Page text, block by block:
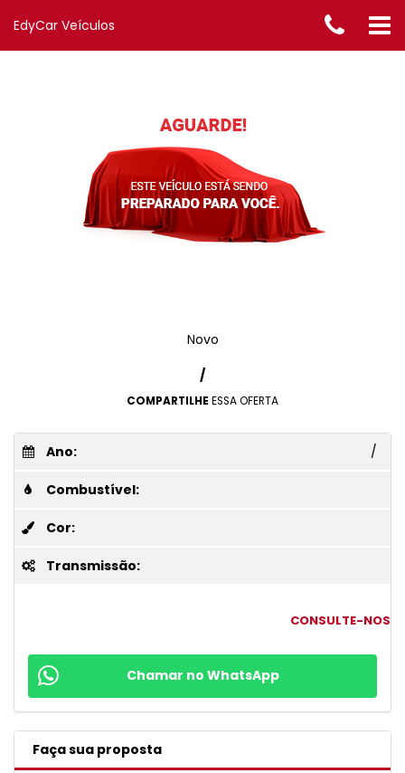
EdyCar Veículos
Novo
/
COMPARTILHE ESSA OFERTA
Ano: /
Combustível:
Cor:
Transmissão:
CONSULTE-NOS
Chamar no WhatsApp
Faça sua proposta